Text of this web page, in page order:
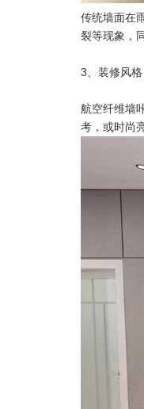
传统墙面在
裂等现象，
3、装修风格
航空纤维墙
考，或时尚